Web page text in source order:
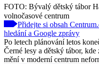
FOTO: Bývalý dětský tábor
volnočasové centrum
Přidejte si obsah
hledání a Google zprávy
Po letech plánování letos
Černé lesy a dětský tábor,
mění v moderní centrum